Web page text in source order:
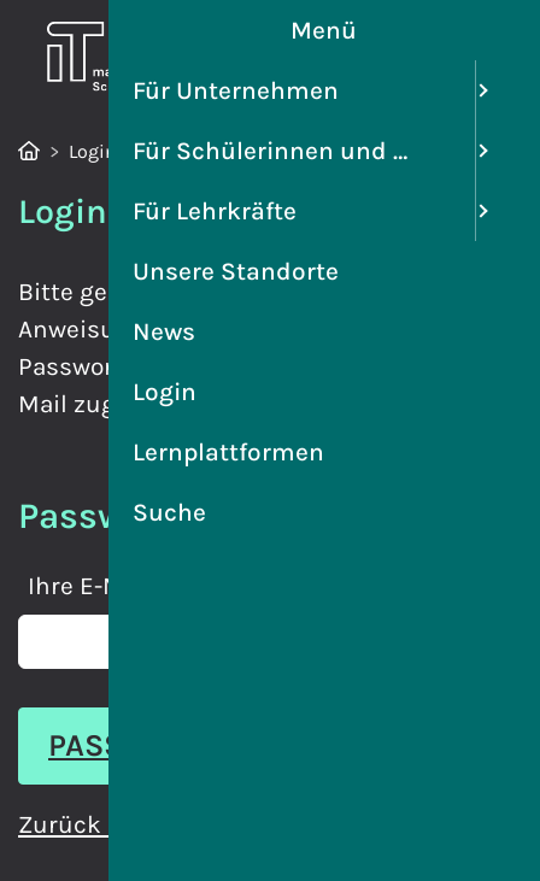
Login
Login
Bitte geben Sie Ihre E-Mail-Adresse ein.
Anweisungen zum Zurücksetzen Ihres
Passworts werden Ihnen umgehend per E-
Mail zugesandt.
Passwort zurücksetzen
Ihre E-Mail-Adresse
Zurück zum Anmeldeformular
Menü
Für Unternehmen
Für Schülerinnen und Schüler
Für Lehrkräfte
Unsere Standorte
News
Login
Lernplattformen
Suche